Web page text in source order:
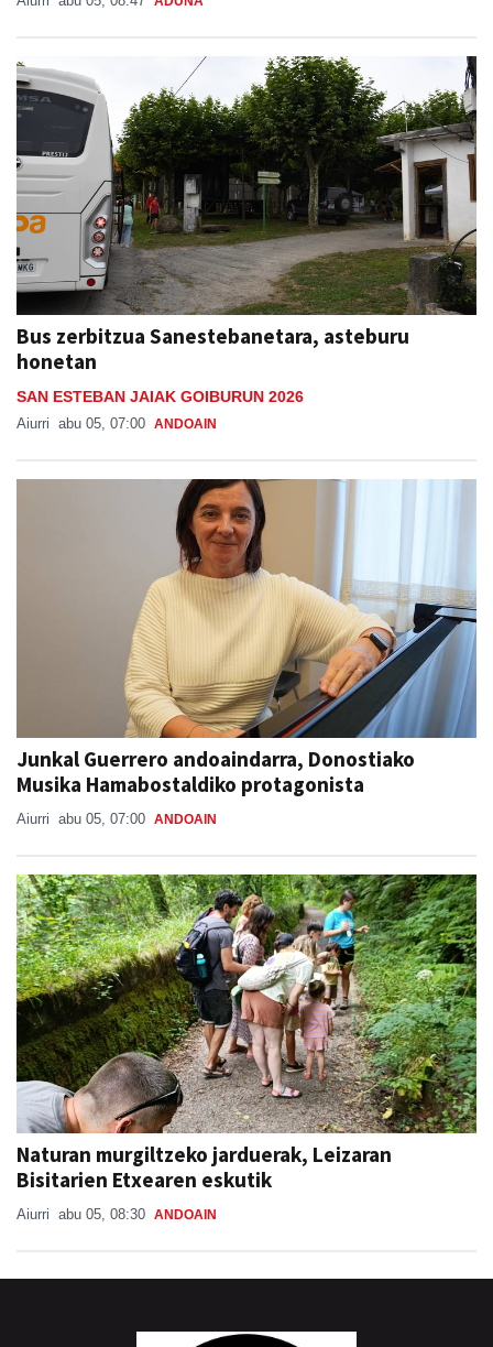
Bus zerbitzua Sanestebanetara, asteburu
honetan
SAN ESTEBAN JAIAK GOIBURUN 2026
Aiurri abu 05, 07:00 ANDOAIN
Junkal Guerrero andoaindarra, Donostiako
Musika Hamabostaldiko protagonista
Aiurri abu 05, 07:00 ANDOAIN
Naturan murgiltzeko jarduerak, Leizaran
Bisitarien Etxearen eskutik
Aiurri abu 05, 08:30 ANDOAIN